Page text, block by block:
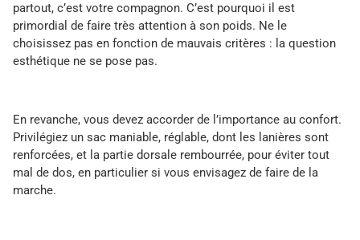
partout, c’est votre compagnon. C’est pourquoi il est
primordial de faire très attention à son poids. Ne le
choisissez pas en fonction de mauvais critères : la question
esthétique ne se pose pas.
En revanche, vous devez accorder de l’importance au confort.
Privilégiez un sac maniable, réglable, dont les lanières sont
renforcées, et la partie dorsale rembourrée, pour éviter tout
mal de dos, en particulier si vous envisagez de faire de la
marche.